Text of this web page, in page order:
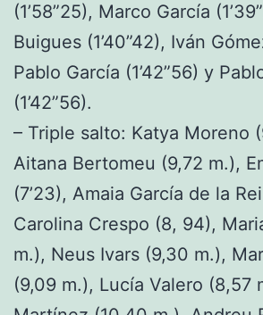
(1’58”25), Marco García
Buigues (1’40”42), Iván
Pablo García (1’42”56) y
(1’42”56).
– Triple salto: Katya Moreno
Aitana Bertomeu (9,72 m.),
(7’23), Amaia García de la
Carolina Crespo (8, 94),
m.), Neus Ivars (9,30 m.),
(9,09 m.), Lucía Valero (8,57